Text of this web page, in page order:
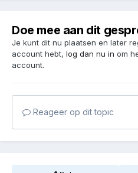
Doe mee aan dit
Je kunt dit nu plaatsen en later
account hebt, log dan nu in om
account.
Reageer op dit topic